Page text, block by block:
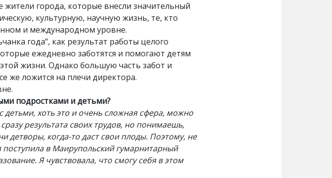
города, которые внесли значительный
культурную, научную жизнь, те, кто
и международном уровне.
года”, как результат работы целого
ежедневно заботятся и помогают детям
жизни. Однако большую часть забот и
же ложится на плечи директора.
подростками и детьми?
детьми, хоть это и очень сложная сфера, можно
результата своих трудов, но понимаешь,
детворы, когда-то даст свои плоды. Поэтому, не
в Маирупольский гумарнитарный
Я чувствовала, что смогу себя в этом